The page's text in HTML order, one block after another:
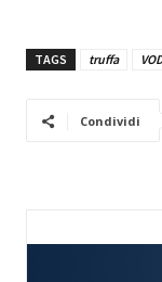
TAGS truffa
Condividi